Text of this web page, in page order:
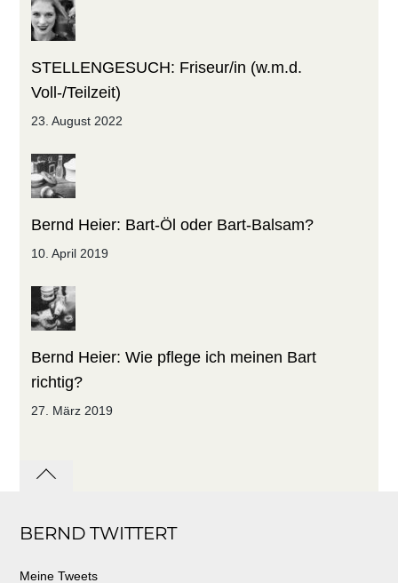
STELLENGESUCH: Friseur/in (w.m.d.
Voll-/Teilzeit)
23. August 2022
Bernd Heier: Bart-Öl oder Bart-Balsam?
10. April 2019
Bernd Heier: Wie pflege ich meinen Bart
richtig?
27. März 2019
Back
top
BERND TWITTERT
Meine Tweets